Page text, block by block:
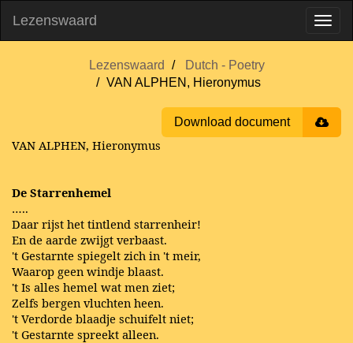
Lezenswaard
Lezenswaard
Dutch - Poetry
VAN ALPHEN, Hieronymus
Download document
VAN ALPHEN, Hieronymus
De Starrenhemel
…..
Daar rijst het tintlend starrenheir!
En de aarde zwijgt verbaast.
't Gestarnte spiegelt zich in 't meir,
Waarop geen windje blaast.
't Is alles hemel wat men ziet;
Zelfs bergen vluchten heen.
't Verdorde blaadje schuifelt niet;
't Gestarnte spreekt alleen.